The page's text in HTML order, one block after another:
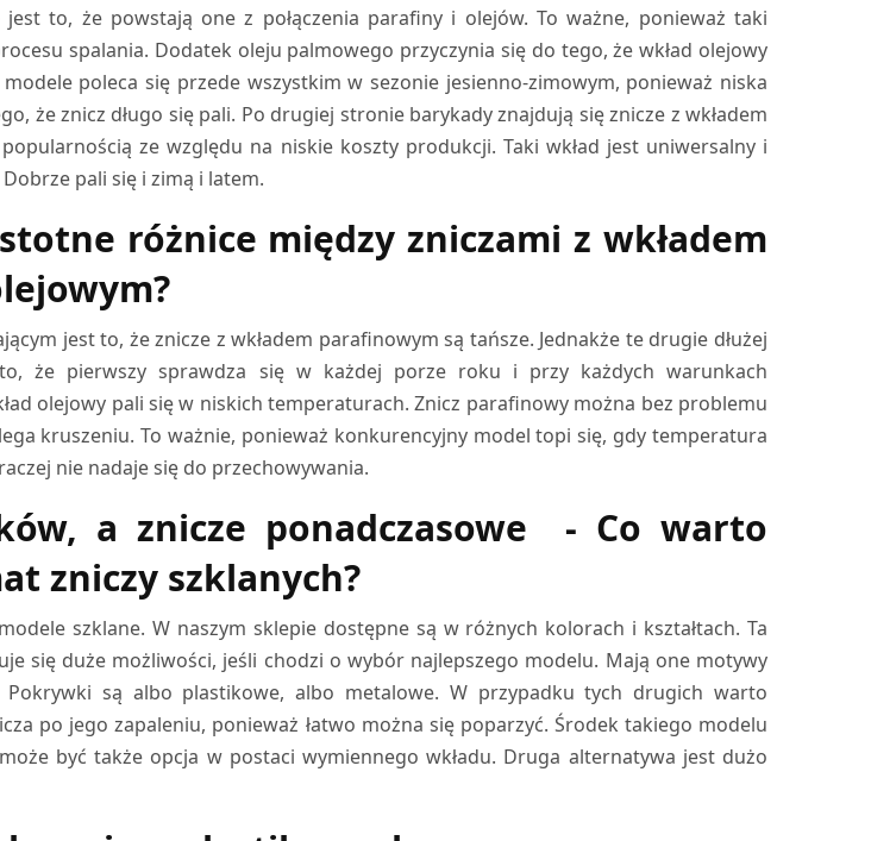
jest to, że powstają one z połączenia parafiny i olejów. To ważne, ponieważ taki
spalania. Dodatek oleju palmowego przyczynia się do tego, że wkład olejowy
modele poleca się przede wszystkim w sezonie jesienno-zimowym, ponieważ niska
że znicz długo się pali. Po drugiej stronie barykady znajdują się znicze z wkładem
ze względu na niskie koszty produkcji. Taki wkład jest uniwersalny i
pali się i zimą i latem.
różnice między zniczami z wkładem
jest to, że znicze z wkładem parafinowym są tańsze. Jednakże te drugie dłużej
że pierwszy sprawdza się w każdej porze roku i przy każdych warunkach
olejowy pali się w niskich temperaturach. Znicz parafinowy można bez problemu
kruszeniu. To ważnie, ponieważ konkurencyjny model topi się, gdy temperatura
nie nadaje się do przechowywania.
a znicze ponadczasowe - Co warto
zniczy szklanych?
szklane. W naszym sklepie dostępne są w różnych kolorach i kształtach. Ta
się duże możliwości, jeśli chodzi o wybór najlepszego modelu. Mają one motywy
są albo plastikowe, albo metalowe. W przypadku tych drugich warto
po jego zapaleniu, ponieważ łatwo można się poparzyć. Środek takiego modelu
być także opcja w postaci wymiennego wkładu. Druga alternatywa jest dużo